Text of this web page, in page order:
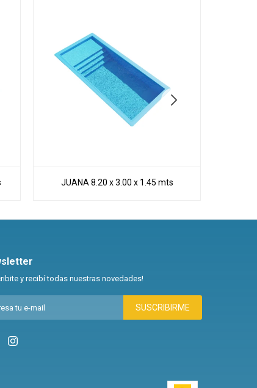
JUANA 8.20 x 3.00 x 1.45 mts
y recibí todas nuestras novedades!
SUSCRIBIRME
